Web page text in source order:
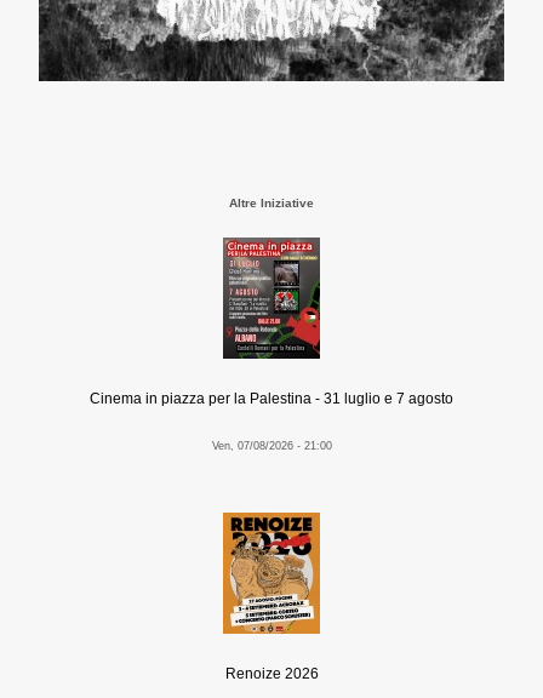
Altre Iniziative
Cinema in piazza per la Palestina - 31 luglio e 7 agosto
Ven, 07/08/2026 - 21:00
Renoize 2026